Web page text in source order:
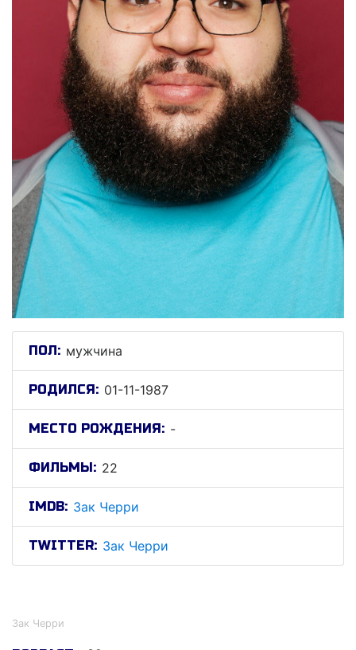
ПОЛ: мужчина
РОДИЛСЯ: 01-11-1987
МЕСТО РОЖДЕНИЯ: -
ФИЛЬМЫ: 22
IMDB: Зак Черри
TWITTER: Зак Черри
Зак Черри